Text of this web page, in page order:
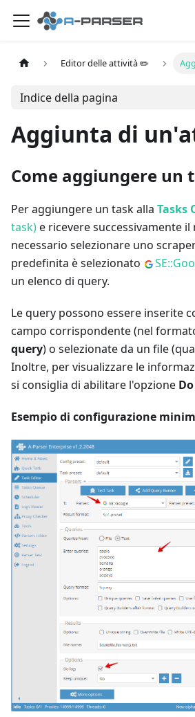
Editor delle attività ✏️
Indice della pagina
Aggiunta di
Come aggiungere un
Per aggiungere un task alla Tasks
task)e ricevere successivamente
necessario selezionare uno
predefinita è selezionato
un elenco di query.
Le query possono essere inserite
campo corrispondente (nel
query) o selezionate da un file
Inoltre, per visualizzare le
si consiglia di abilitare l'opzione
Esempio di configurazione